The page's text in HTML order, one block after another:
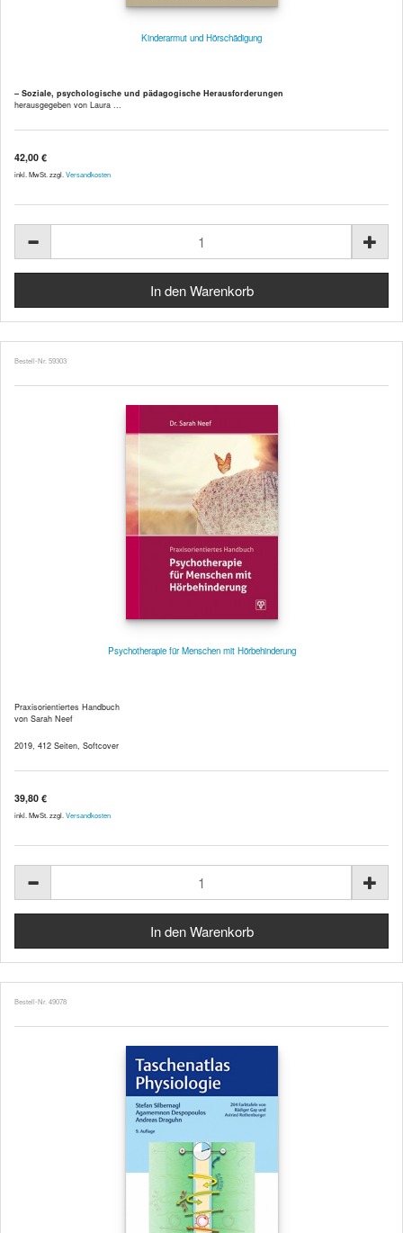
Kinderarmut und Hörschädigung
– Soziale, psychologische und pädagogische Herausforderungen
herausgegeben von Laura ...
42,00 €
inkl. MwSt. zzgl. Versandkosten
Bestell-Nr. 59303
Psychotherapie für Menschen mit Hörbehinderung
Praxisorientiertes Handbuch
von Sarah Neef
2019, 412 Seiten, Softcover
39,80 €
inkl. MwSt. zzgl. Versandkosten
Bestell-Nr. 49078